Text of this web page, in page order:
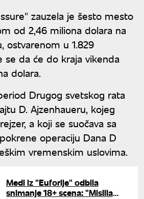
zauzela je šesto mesto
od 2,46 miliona dolara na
ostvarenom u 1.829
se da će do kraja vikenda
dolara.
Drugog svetskog rata
D. Ajzenhaueru, kojeg
a koji se suočava sa
operaciju Dana D
vremenskim uslovima.
Medi iz "Euforije" odbila
snimanje 18+ scena: "Mislila